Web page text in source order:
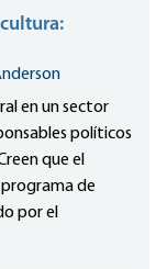
en un sector
políticos
que el
de
por el